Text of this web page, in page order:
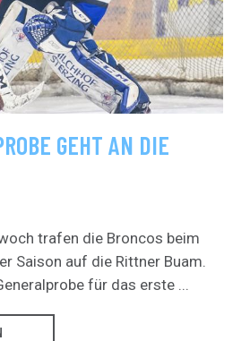
GEHT AN DIE
trafen die Broncos beim
Saison auf die Rittner Buam.
für das erste ...